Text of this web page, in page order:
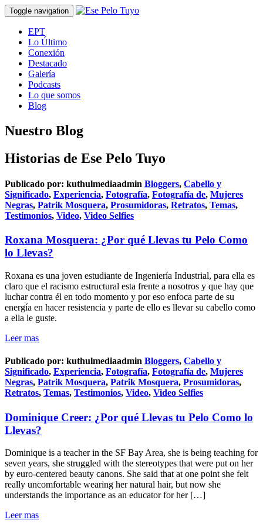
Toggle navigation
EPT
Lo Último
Conexión
Destacado
Galería
Podcasts
Lo que somos
Blog
Nuestro Blog
Historias de Ese Pelo Tuyo
Publicado por: kuthulmediaadmin Bloggers, Cabello y
Significado, Experiencia, Fotografía, Fotografía de, Mujeres
Negras, Patrik Mosquera, Prosumidoras, Retratos, Temas,
Testimonios, Video, Video Selfies
Roxana Mosquera: ¿Por qué Llevas tu Pelo Como
lo Llevas?
Roxana es una joven estudiante de Ingeniería Industrial, para ella es
claro que el racismo estructural esta frente a nosotros y que hay que
luchar contra él en todo momento y por eso enfoca parte de su
energía en hacer resistencia y parte de ello es llevar su cabello como
a ella le guste.
Leer mas
Publicado por: kuthulmediaadmin Bloggers, Cabello y
Significado, Experiencia, Fotografía, Fotografía de, Mujeres
Negras, Patrik Mosquera, Patrik Mosquera, Prosumidoras,
Retratos, Temas, Testimonios, Video, Video Selfies
Dominique Creer: ¿Por qué Llevas tu Pelo Como lo
Llevas?
Dominique is a teacher in the SF Bay Area, she is being teaching for
seven years, she struggled with the stereotypes that were put on her
by euro-centered beauty canons. She said that at one point she felt
really uncomfortable wearing her natural hair, but now she
understands the importance as an educator for her […]
Leer mas